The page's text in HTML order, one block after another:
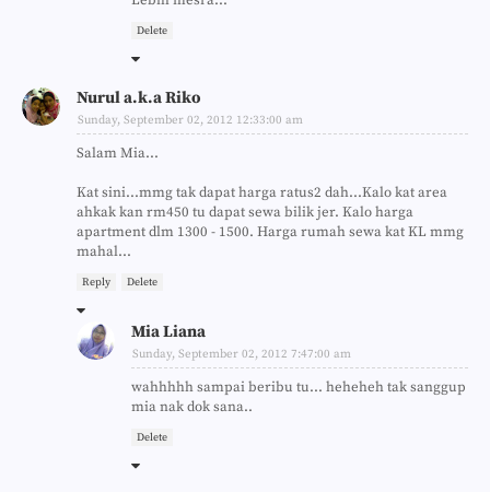
Delete
Nurul a.k.a Riko
Sunday, September 02, 2012 12:33:00 am
Salam Mia...
Kat sini...mmg tak dapat harga ratus2 dah...Kalo kat area
ahkak kan rm450 tu dapat sewa bilik jer. Kalo harga
apartment dlm 1300 - 1500. Harga rumah sewa kat KL mmg
mahal...
Reply Delete
Mia Liana
Sunday, September 02, 2012 7:47:00 am
wahhhhh sampai beribu tu... heheheh tak sanggup
mia nak dok sana..
Delete